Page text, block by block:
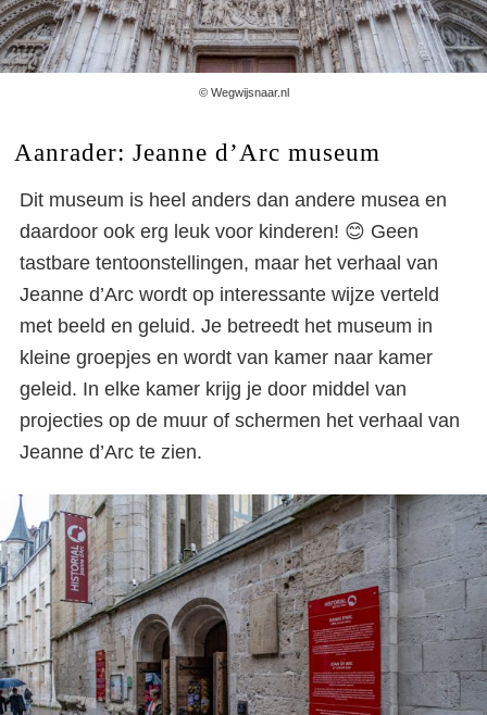
© Wegwijsnaar.nl
Aanrader: Jeanne d’Arc museum
Dit museum is heel anders dan andere musea en
daardoor ook erg leuk voor kinderen! 😊 Geen
tastbare tentoonstellingen, maar het verhaal van
Jeanne d’Arc wordt op interessante wijze verteld
met beeld en geluid. Je betreedt het museum in
kleine groepjes en wordt van kamer naar kamer
geleid. In elke kamer krijg je door middel van
projecties op de muur of schermen het verhaal van
Jeanne d’Arc te zien.